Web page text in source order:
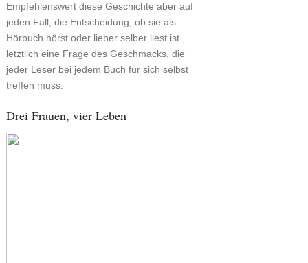
Empfehlenswert diese Geschichte aber auf
jeden Fall, die Entscheidung, ob sie als
Hörbuch hörst oder lieber selber liest ist
letztlich eine Frage des Geschmacks, die
jeder Leser bei jedem Buch für sich selbst
treffen muss.
Drei Frauen, vier Leben